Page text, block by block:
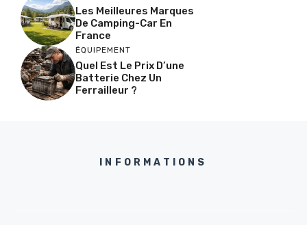
Les Meilleures Marques
De Camping-Car En
France
ÉQUIPEMENT
Quel Est Le Prix D’une
Batterie Chez Un
Ferrailleur ?
INFORMATIONS